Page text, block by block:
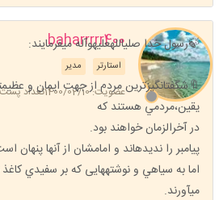
baharrrrr400
مدیر استارتر
عضویت: 1400/02/10 تعداد پست:
🍃رسول خدا صلیاللهعلیهوآله میفرمایند:
🔖شگفتانگيزترين مردم از جهت ايمان و
يقين،مردمي هستند كه
در آخرالزمان خواهند بود.
پيامبر را نديدهاند و امامشان از آنها پنهان
اما به سياهي و نوشتههایی كه بر سفيدي
میآورند.